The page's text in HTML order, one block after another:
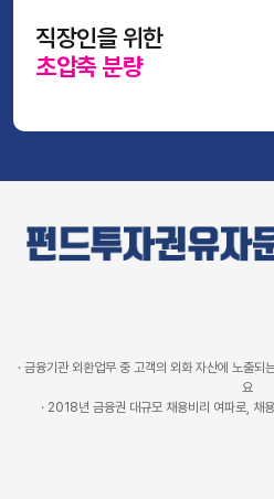
직장인을 위한
초압축 분량
· 금융기관 외환업무 중 고객의 외화 자산에 노출되
요
· 2018년 금융권 대규모 채용비리 여파로, 채